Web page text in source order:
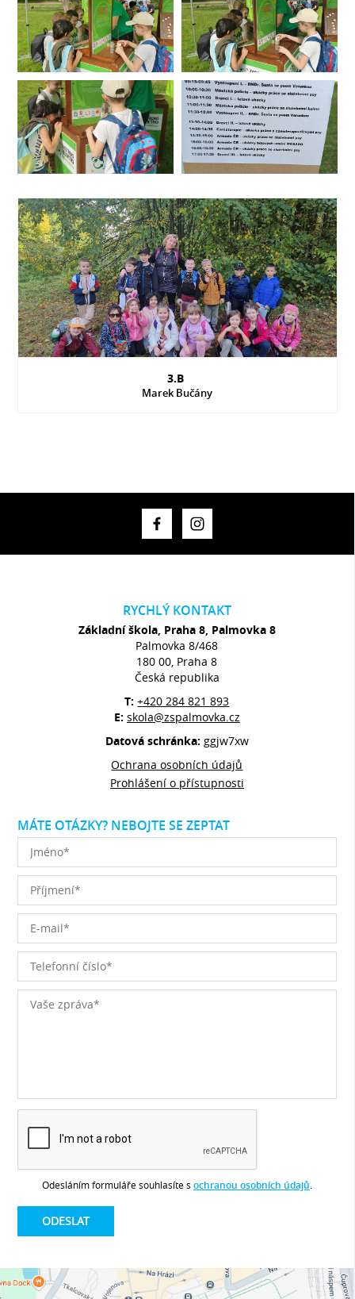
3.B
Marek Bučány
RYCHLÝ KONTAKT
Základní škola, Praha 8, Palmovka 8
Palmovka 8/468
180 00, Praha 8
Česká republika
T:+420 284 821 893
E: skola@zspalmovka.cz
Datová schránka: ggjw7xw
Ochrana osobních údajů
Prohlášení o přístupnosti
MÁTE OTÁZKY? NEBOJTE SE ZEPTAT
Odesláním formuláře souhlasíte s ochranou osobních údajů